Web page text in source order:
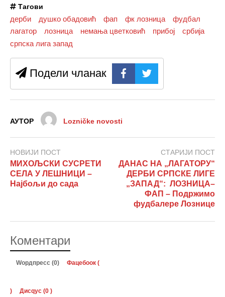
Тагови
дерби душко обадовић фап фк лозница
фудбал
лагатор
лозница немања цветковић прибој
србија
српска лига запад
Подели чланак
АУТОР Lozničke novosti
НОВИЈИ ПОСТ
МИХОЉСКИ СУСРЕТИ
СЕЛА У ЛЕШНИЦИ –
Најбољи до сада
СТАРИЈИ ПОСТ
ДАНАС НА „ЛАГАТОРУ“
ДЕРБИ СРПСКЕ ЛИГЕ
„ЗАПАД“: ЛОЗНИЦА–
ФАП – Подржимо
фудбалере Лознице
Коментари
Wордпресс (0) Фацебоок (
) Дисqус (0 )